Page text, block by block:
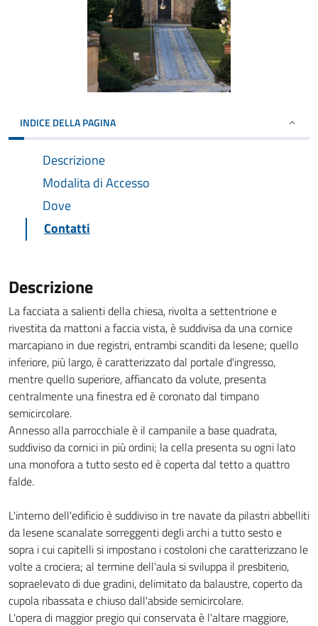
INDICE DELLA PAGINA
Descrizione
Modalita di Accesso
Dove
Contatti
Descrizione
La facciata a salienti della chiesa, rivolta a settentrione e
rivestita da mattoni a faccia vista, è suddivisa da una cornice
marcapiano in due registri, entrambi scanditi da lesene; quello
inferiore, più largo, è caratterizzato dal portale d'ingresso,
mentre quello superiore, affiancato da volute, presenta
centralmente una finestra ed è coronato dal timpano
semicircolare.
Annesso alla parrocchiale è il campanile a base quadrata,
suddiviso da cornici in più ordini; la cella presenta su ogni lato
una monofora a tutto sesto ed è coperta dal tetto a quattro
falde.
L'interno dell'edificio è suddiviso in tre navate da pilastri abbelliti
da lesene scanalate sorreggenti degli archi a tutto sesto e
sopra i cui capitelli si impostano i costoloni che caratterizzano le
volte a crociera; al termine dell'aula si sviluppa il presbiterio,
sopraelevato di due gradini, delimitato da balaustre, coperto da
cupola ribassata e chiuso dall'abside semicircolare.
L'opera di maggior pregio qui conservata è l'altare maggiore,